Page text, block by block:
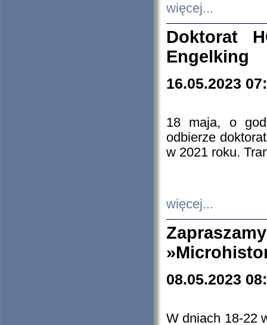
więcej...
Doktorat
Engelking
16.05.2023
18 maja, o
odbierze
w 2021 roku.
więcej...
08.05.2023
W dniach 18-22